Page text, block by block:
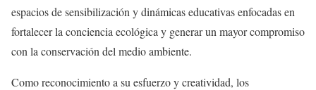
espacios de sensibilización y dinámicas educativas enfocadas en
fortalecer la conciencia ecológica y generar un mayor compromiso
con la conservación del medio ambiente.
Como reconocimiento a su esfuerzo y creatividad, los